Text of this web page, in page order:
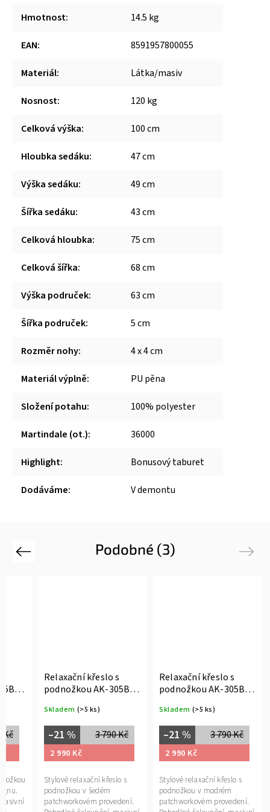
Hmotnost: 14.5 kg
EAN: 8591957800055
Materiál: Látka/masiv
Nosnost: 120 kg
Celková výška: 100 cm
Hloubka sedáku: 47 cm
Výška sedáku: 49 cm
Šířka sedáku: 43 cm
Celková hloubka: 75 cm
Celková šířka: 68 cm
Výška područek: 63 cm
Šířka područek: 5 cm
Rozměr nohy: 4 x 4 cm
Materiál výplně: PU pěna
Složení potahu: 100% polyester
Martindale (ot.): 36000
Highlight: Bonusový taburet
Dodáváme: V demontu
Podobné (3)
Previous
Kč
Relaxační křeslo s
podnožkou AK-305B
Skladem (>5 ks)
3 790 Kč
–21 %
2 990 Kč
Stylové relaxační křeslo s
podnožkou v šedém
patchworkovém provedení.
Relaxační křeslo s
podnožkou AK-305B
Skladem (>5 ks)
3 790 Kč
–21 %
2 990 Kč
Stylové relaxační křeslo s
podnožkou v modrém
patchworkovém provedení.
Next